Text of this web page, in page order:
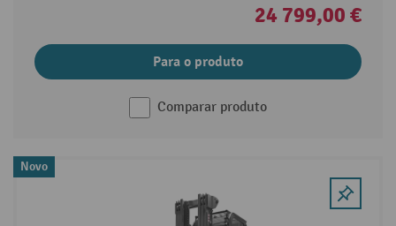
24 799,00 €
Para o produto
Comparar produto
Novo